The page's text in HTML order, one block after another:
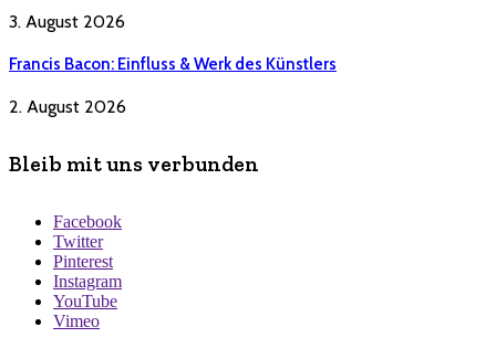
3. August 2026
Francis Bacon: Einfluss & Werk des Künstlers
2. August 2026
Bleib mit uns verbunden
Facebook
Twitter
Pinterest
Instagram
YouTube
Vimeo